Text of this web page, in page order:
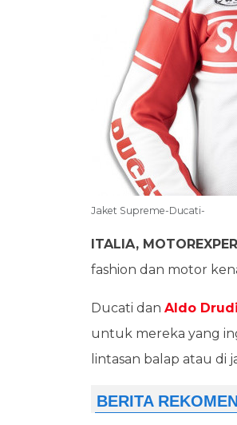
Jaket Supreme-Ducati-
ITALIA,
fashion dan motor
Ducati dan Aldo Drudi
untuk mereka yang
lintasan balap atau di